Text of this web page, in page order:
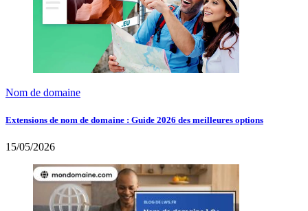
Nom de domaine
Extensions de nom de domaine : Guide 2026 des meilleures options
15/05/2026